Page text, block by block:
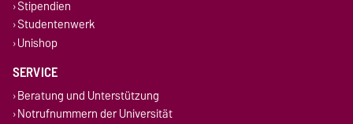
Stipendien
Studentenwerk
Unishop
SERVICE
Beratung und Unterstützung
Notrufnummern der Universität